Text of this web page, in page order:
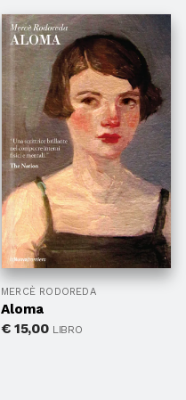
MERCÈ RODOREDA
Aloma
€15,00 LIBRO